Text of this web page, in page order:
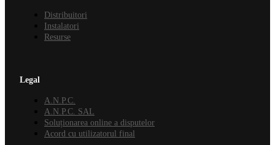
Distribuitori
Instalatori
Resurse
Legal
A.N.P.C.
A.N.P.C. SAL
Soluționarea online a disputelor
Acord cu utilizatorul final